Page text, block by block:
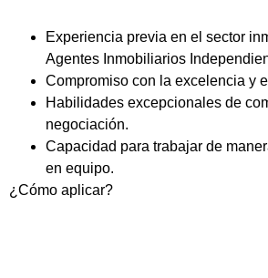
Experiencia previa en el sector
Agentes Inmobiliarios
Compromiso con la excelencia y
Habilidades excepcionales de
negociación.
Capacidad para trabajar de
en equipo.
¿Cómo aplicar?